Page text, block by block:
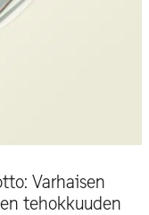
Varhaisen
tehokkuuden